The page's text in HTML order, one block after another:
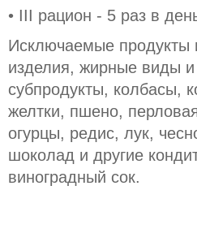
• III рацион - 5 раз в
Исключаемые
изделия, жирные виды
субпродукты, колбасы,
желтки, пшено,
огурцы, редис, лук,
шоколад и другие
виноградный сок.